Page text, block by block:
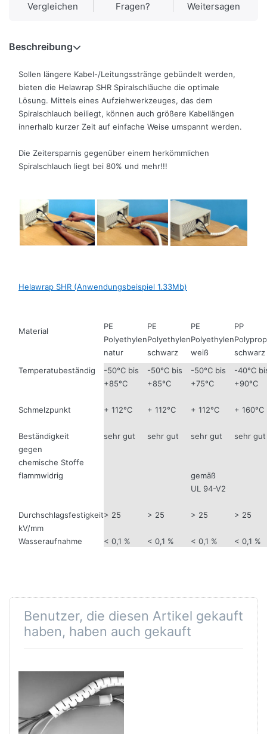
Vergleichen Fragen? Weitersagen
Beschreibung
Sollen längere Kabel-/Leitungsstränge gebündelt werden,
bieten die Helawrap SHR Spiralschläuche die optimale
Lösung. Mittels eines Aufziehwerkzeuges, das dem
Spiralschlauch beiliegt, können auch größere Kabellängen
innerhalb kurzer Zeit auf einfache Weise umspannt werden.
Die Zeitersparnis gegenüber einem herkömmlichen
Spiralschlauch liegt bei 80% und mehr!!!
Helawrap SHR (Anwendungsbeispiel 1.33Mb)
Material
PE
Polyethylen
natur
PE
Polyethylen
schwarz
PE
Polyethylen
weiß
PP
schwarz
Temperatubeständig
-50°C bis
+85°C
-50°C bis
+85°C
-50°C bis
+75°C
-40°C
+90°C
Schmelzpunkt + 112°C + 112°C + 112°C + 160°C
Beständigkeit
gegen
chemische Stoffe
sehr gut sehr gut sehr gut sehr gut
flammwidrig
gemäß
UL 94-V2
Durchschlagsfestigkeit
kV/mm
> 25 > 25 > 25 > 25
Wasseraufnahme < 0,1 % < 0,1 % < 0,1 % < 0,1 %
Benutzer, die diesen Artikel gekauft
haben, haben auch gekauft